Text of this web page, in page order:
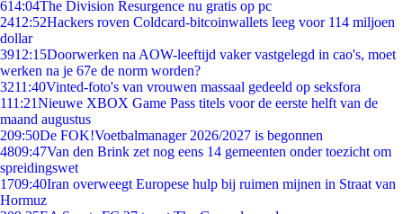
614:04The Division Resurgence nu gratis op pc
2412:52Hackers roven Coldcard-bitcoinwallets leeg voor 114 miljoen
dollar
3912:15Doorwerken na AOW-leeftijd vaker vastgelegd in cao's, moet
werken na je 67e de norm worden?
3211:40Vinted-foto's van vrouwen massaal gedeeld op seksfora
111:21Nieuwe XBOX Game Pass titels voor de eerste helft van de
maand augustus
209:50De FOK!Voetbalmanager 2026/2027 is begonnen
4809:47Van den Brink zet nog eens 14 gemeenten onder toezicht om
spreidingswet
1709:40Iran overweegt Europese hulp bij ruimen mijnen in Straat van
Hormuz